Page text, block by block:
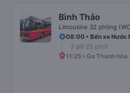
Bình Thảo
Limousine 32 phòng
08:00 • Bến xe Nước
3 giờ 25 phút
11:25 • Go Thanh Hóa